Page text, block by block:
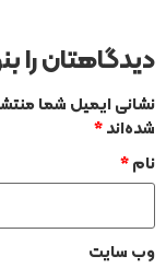
دیدگاهتان را
نشانی ایمیل شما
شده‌اند*
نام*
وب‌ سایت